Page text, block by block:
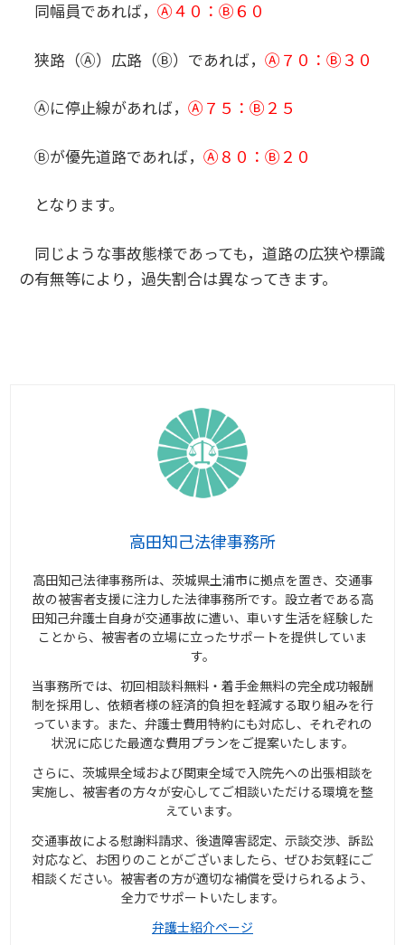
同幅員であれば，Ⓐ４０：Ⓑ６０
狭路（Ⓐ）広路（Ⓑ）であれば，Ⓐ７０：Ⓑ３０
Ⓐに停止線があれば，Ⓐ７５：Ⓑ２５
Ⓑが優先道路であれば，Ⓐ８０：Ⓑ２０
となります。
同じような事故態様であっても，道路の広狭や標識
の有無等により，過失割合は異なってきます。
高田知己法律事務所
高田知己法律事務所は、茨城県土浦市に拠点を置き、交通事
故の被害者支援に注力した法律事務所です。設立者である高
田知己弁護士自身が交通事故に遭い、車いす生活を経験した
ことから、被害者の立場に立ったサポートを提供していま
す。
当事務所では、初回相談料無料・着手金無料の完全成功報酬
制を採用し、依頼者様の経済的負担を軽減する取り組みを行
っています。また、弁護士費用特約にも対応し、それぞれの
状況に応じた最適な費用プランをご提案いたします。
さらに、茨城県全域および関東全域で入院先への出張相談を
実施し、被害者の方々が安心してご相談いただける環境を整
えています。
交通事故による慰謝料請求、後遺障害認定、示談交渉、訴訟
対応など、お困りのことがございましたら、ぜひお気軽にご
相談ください。被害者の方が適切な補償を受けられるよう、
全力でサポートいたします。
弁護士紹介ページ